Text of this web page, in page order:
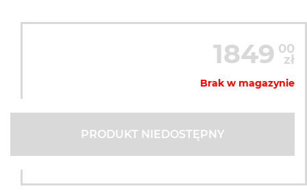
1849 00
zł
Brak w magazynie
PRODUKT NIEDOSTĘPNY